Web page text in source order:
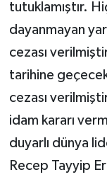
tutuklamıştır.
dayanmayan
cezası
tarihine
cezası
idam kararı
duyarlı dünya
Recep Tayyip